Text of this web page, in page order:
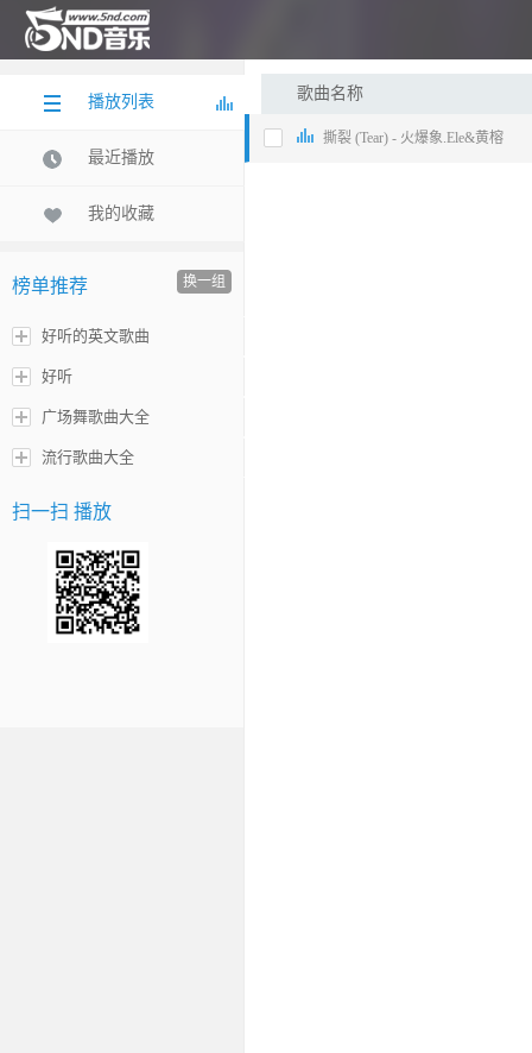
播放列表
最近播放
我的收藏
榜单推荐 换一组
好听的英文歌曲
好听
广场舞歌曲大全
流行歌曲大全
扫一扫 播放
歌曲名称
撕裂 (Tear) - 火爆象.Ele&黄榕